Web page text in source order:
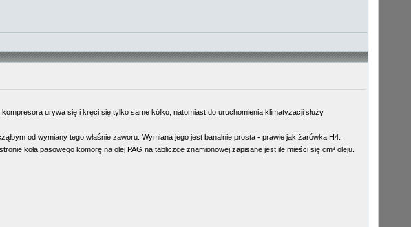
urywa się i kręci się tylko same kólko, natomiast do uruchomienia klimatyzacji służy
od wymiany tego właśnie zaworu. Wymiana jego jest banalnie prosta - prawie jak żarówka H4.
koła pasowego komorę na olej PAG na tabliczce znamionowej zapisane jest ile mieści się cm³ oleju.